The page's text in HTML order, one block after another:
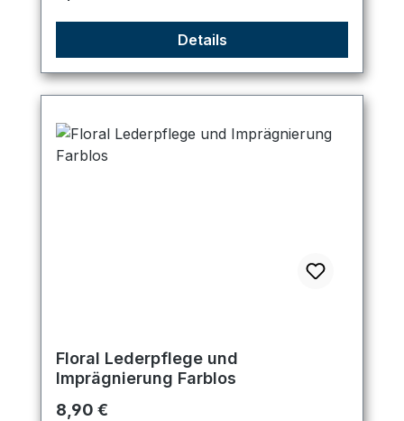
Details
Floral Lederpflege und
Imprägnierung Farblos
Regulärer Preis:
8,90 €